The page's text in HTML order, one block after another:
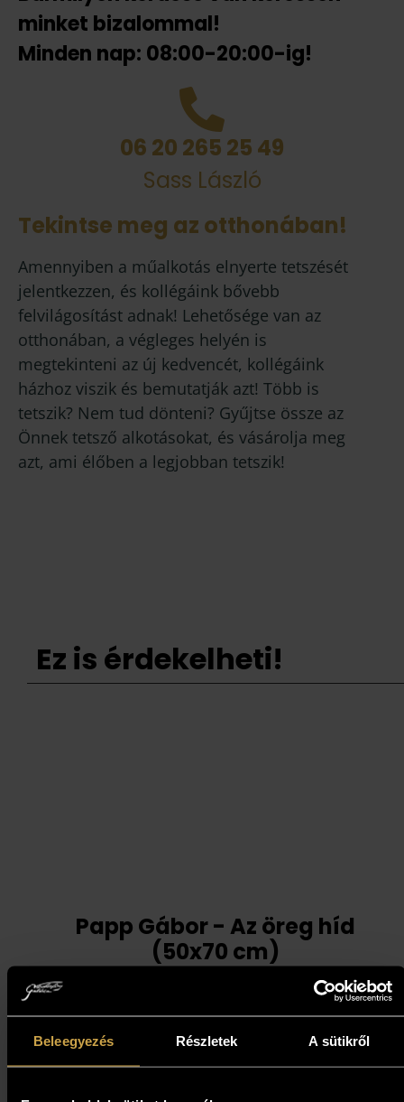
Beleegyezés Részletek A sütikről
minket bizalommal!
Minden nap: 08:00-20:00-ig!
06 20 265 25 49
Sass László
Tekintse meg az otthonában!
Amennyiben a műalkotás elnyerte tetszését
jelentkezzen, és kollégáink bővebb
felvilágosítást adnak! Lehetősége van az
otthonában, a végleges helyén is
megtekinteni az új kedvencét, kollégáink
házhoz viszik és bemutatják azt! Több is
tetszik? Nem tud dönteni? Gyűjtse össze az
Önnek tetsző alkotásokat, és vásárolja meg
azt, ami élőben a legjobban tetszik!
Ez is érdekelheti!
Papp Gábor - Az öreg híd
(50x70 cm)
Kosárba teszem